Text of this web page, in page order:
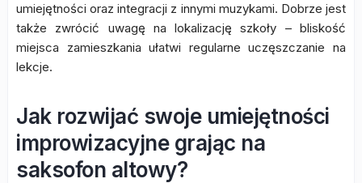
umiejętności oraz integracji z innymi muzykami. Dobrze jest
także zwrócić uwagę na lokalizację szkoły – bliskość
miejsca zamieszkania ułatwi regularne uczęszczanie na
lekcje.
Jak rozwijać swoje umiejętności
improwizacyjne grając na
saksofon altowy?